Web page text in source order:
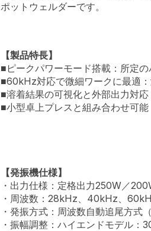
ポットウェルダーです。
【製品特長】
■ピークパワーモード搭載：所定
■60kHz対応で微細ワークに最適
■溶着結果の可視化と外部出力対
■小型卓上プレスと組み合わせ可能
【発振機仕様】
・出力仕様：定格出力250W／
・周波数：28kHz、40kHz、
・発振方式：周波数自動追尾方式
・振幅調整：ハイエンドモデル